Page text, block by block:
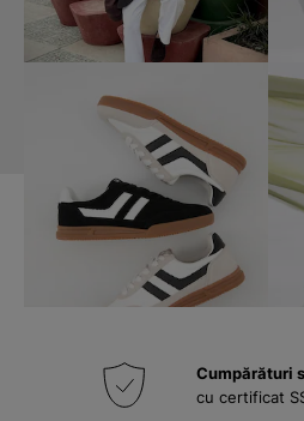
Cumpărături
cu certificat